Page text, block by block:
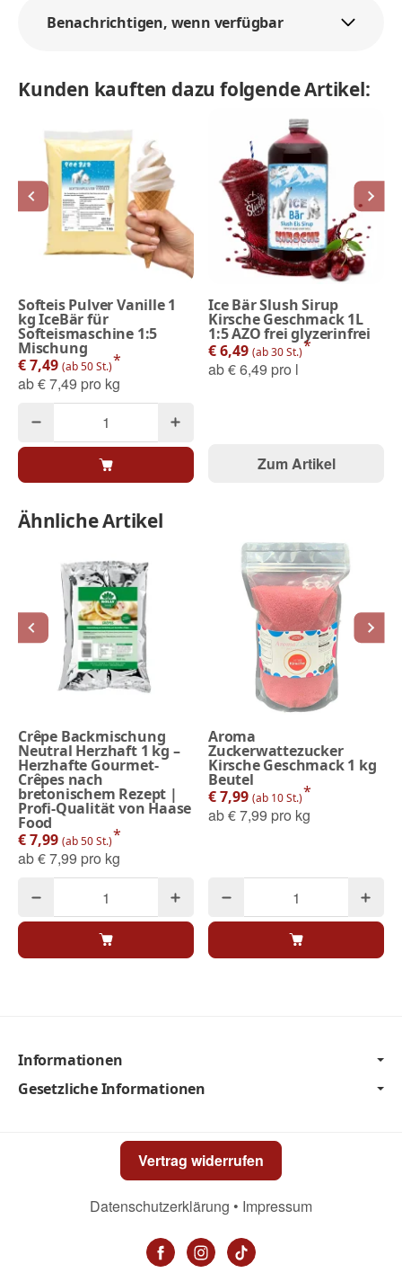
Benachrichtigen, wenn verfügbar
Kunden kauften dazu folgende Artikel:
Softeis Pulver Vanille 1
kg IceBär für
Softeismaschine 1:5
Mischung
€ 7,49 (ab 50 St.)*
ab€ 7,49 pro kg
Ice Bär Slush Sirup
Kirsche Geschmack 1L
1:5 AZO frei glyzerinfrei
€ 6,49 (ab 30 St.)*
ab€ 6,49 pro l
Zum Artikel
Ähnliche Artikel
Crêpe Backmischung
Neutral Herzhaft 1 kg –
Herzhafte Gourmet-
Crêpes nach
bretonischem Rezept |
Profi-Qualität von Haase
Food
€ 7,99 (ab 50 St.)*
ab€ 7,99 pro kg
Aroma
Zuckerwattezucker
Kirsche Geschmack 1 kg
Beutel
€ 7,99 (ab 10 St.)*
ab€ 7,99 pro kg
Informationen
Gesetzliche Informationen
Vertrag widerrufen
Datenschutzerklärung • Impressum